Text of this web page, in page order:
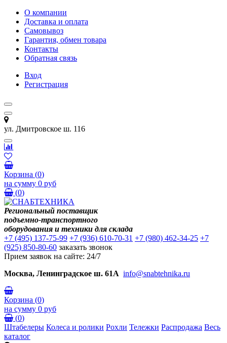
О компании
Доставка и оплата
Самовывоз
Гарантия, обмен товара
Контакты
Обратная связь
Вход
Регистрация
ул. Дмитровское ш. 116
Корзина (0)
на сумму 0 руб
(0)
Региональный поставщик
подъемно-транспортного
оборудования и техники для склада
+7 (495) 137-75-99 +7 (936) 610-70-31 +7 (980) 462-34-25 +7
(925) 850-80-60 заказать звонок
Прием заявок на сайте: 24/7
Москва, Ленинградское ш. 61А info@snabtehnika.ru
Корзина (0)
на сумму 0 руб
(0)
Штабелеры Колеса и ролики Рохли Тележки Распродажа Весь
каталог